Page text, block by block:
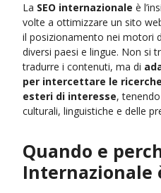
La SEO internazionale è
volte a ottimizzare un sito
il posizionamento nei motori
diversi paesi e lingue. Non si
tradurre i contenuti, ma di
per intercettare le
esteri di interesse,
culturali, linguistiche e delle
Quando e
Internazionale